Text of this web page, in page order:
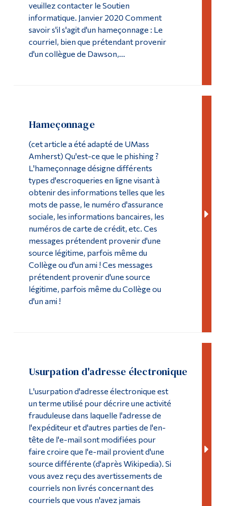
veuillez contacter le Soutien
informatique. Janvier 2020 Comment
savoir s'il s'agit d'un hameçonnage : Le
courriel, bien que prétendant provenir
d'un collègue de Dawson,...
Hameçonnage
(cet article a été adapté de UMass
Amherst) Qu'est-ce que le phishing ?
L'hameçonnage désigne différents
types d'escroqueries en ligne visant à
obtenir des informations telles que les
mots de passe, le numéro d'assurance
sociale, les informations bancaires, les
numéros de carte de crédit, etc. Ces
messages prétendent provenir d'une
source légitime, parfois même du
Collège ou d'un ami ! Ces messages
prétendent provenir d'une source
légitime, parfois même du Collège ou
d'un ami !
Usurpation d'adresse électronique
L'usurpation d'adresse électronique est
un terme utilisé pour décrire une activité
frauduleuse dans laquelle l'adresse de
l'expéditeur et d'autres parties de l'en-
tête de l'e-mail sont modifiées pour
faire croire que l'e-mail provient d'une
source différente (d'après Wikipedia). Si
vous avez reçu des avertissements de
courriels non livrés concernant des
courriels que vous n'avez jamais